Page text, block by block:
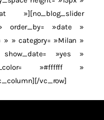
»][no_blog_slider
order_by= »date »
» » category= »Milan »
show_date= »yes »
»#ffffff »
vc_row]